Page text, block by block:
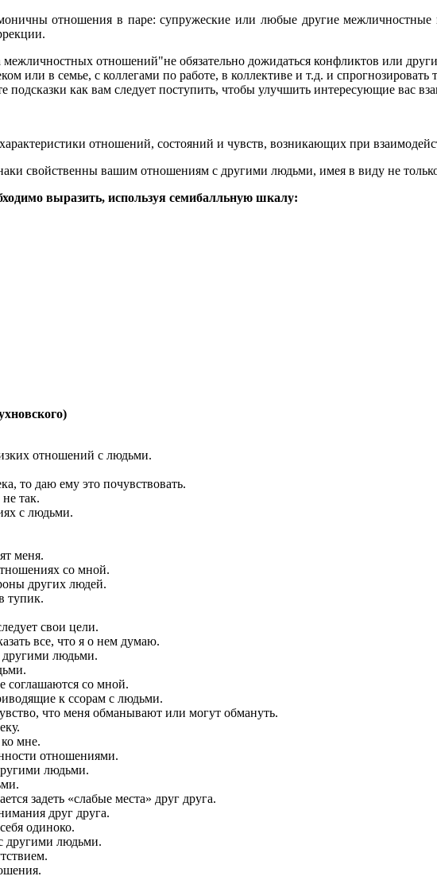
отношения в паре: супружеские или любые другие межличностные
отношений"не обязательно дожидаться конфликтов или
или в семье, с коллегами по работе, в коллективе и т.д. и
подсказки как вам следует поступить, чтобы улучшить интересующие вас
отношений, состояний и чувств, возникающих при
свой­ственны вашим отношениям с другими людьми, имея в виду не
выра­зить, используя семибалльную шкалу:
отноше­ний с людьми.
то даю ему это почувствовать.
так.
с людьми.
меня.
со мной.
других людей.
тупик.
свои цели.
все, что я о нем думаю.
людьми.
соглашаются со мной.
к ссорам с людьми.
что меня обманывают или могут обмануть.
мне.
отноше­ниями.
людьми.
задеть «слабые места» друг друга.
друг друга.
одиноко.
другими людьми.